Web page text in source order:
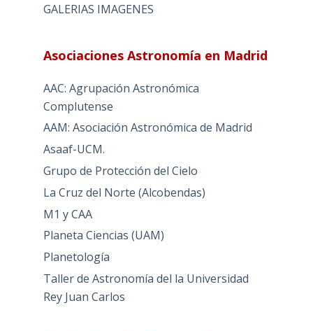
GALERIAS IMAGENES
Asociaciones Astronomía en Madrid
AAC: Agrupación Astronómica
Complutense
AAM: Asociación Astronómica de Madrid
Asaaf-UCM.
Grupo de Protección del Cielo
La Cruz del Norte (Alcobendas)
M1 y CAA
Planeta Ciencias (UAM)
Planetología
Taller de Astronomía del la Universidad
Rey Juan Carlos